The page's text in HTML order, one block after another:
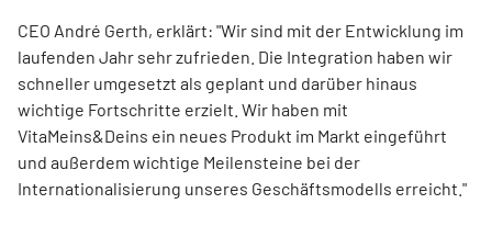
CEO André Gerth, erklärt: "Wir sind mit der Entwicklung im
laufenden Jahr sehr zufrieden. Die Integration haben wir
schneller umgesetzt als geplant und darüber hinaus
wichtige Fortschritte erzielt. Wir haben mit
VitaMeins&Deins ein neues Produkt im Markt eingeführt
und außerdem wichtige Meilensteine bei der
Internationalisierung unseres Geschäftsmodells erreicht."